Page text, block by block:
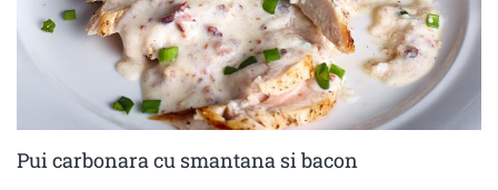
Pui carbonara cu smantana si bacon